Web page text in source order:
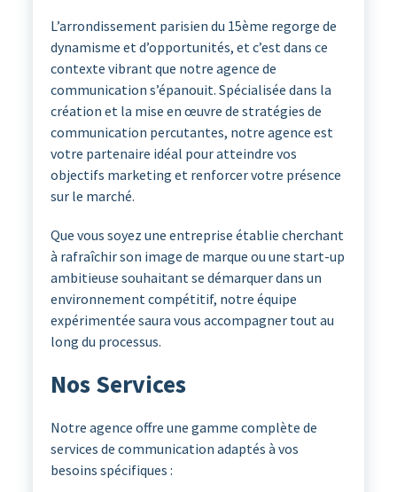
L’arrondissement parisien du 15ème regorge de
dynamisme et d’opportunités, et c’est dans ce
contexte vibrant que notre agence de
communication s’épanouit. Spécialisée dans la
création et la mise en œuvre de stratégies de
communication percutantes, notre agence est
votre partenaire idéal pour atteindre vos
objectifs marketing et renforcer votre présence
sur le marché.
Que vous soyez une entreprise établie cherchant
à rafraîchir son image de marque ou une start-up
ambitieuse souhaitant se démarquer dans un
environnement compétitif, notre équipe
expérimentée saura vous accompagner tout au
long du processus.
Nos Services
Notre agence offre une gamme complète de
services de communication adaptés à vos
besoins spécifiques :